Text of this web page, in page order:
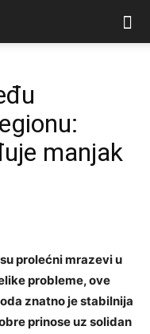
manjak
prolećni mrazevi u
probleme, ove
znatno je stabilnija
prinose uz solidan